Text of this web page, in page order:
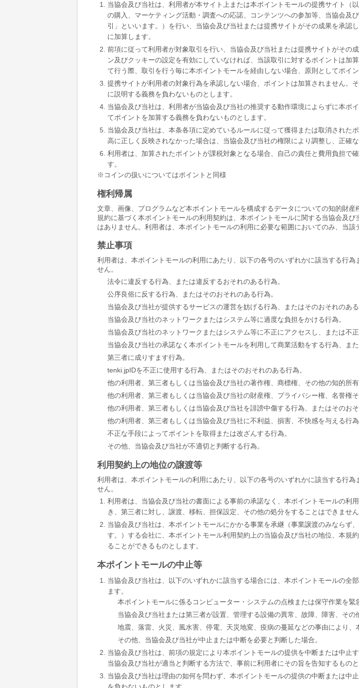
当協会及び当社は、利用者が本サイト上または本ポイントモールの提携サイト（
の購入、マーケティング活動・調査への応諾、コンテンツへの参加等、当協会及
引」といいます。）を行い、当協会及び当社または提携サイトがその成果を承認
に加算します。
前項に従って利用者が対象取引を行い、当協会及び当社または提携サイトがその
ン及びクッキーの設定を有効にしていなければ、当該取引に対するポイントは加
て行う際、取引を行う毎に本ポイントモールを経由しない場合、原則としてポイン
提携サイトが利用者の対象行為を承認しない場合、ポイントは加算されません。
に説明する義務を負わないものとします。
当協会及び当社は、利用者が当協会及び当社の推奨する動作環境によらずに本ポ
てポイントを加算する義務を負わないものとします。
当協会及び当社は、本条各項に定めているルールに従って獲得または取消された
高に正しく反映されなかった場合は、当協会及び当社の権限により調整し、正確
利用者は、加算されたポイントが課税対象となる場合、自己の責任と費用負担で
す。
コインの扱いについてはポイントと同様
権利帰属
文章、画像、プログラムなど本ポイントモールを構成するデータについての知的財
規約に基づく本ポイントモールの利用契約は、本ポイントモールに関する当協会及
はありません。利用者は、本ポイントモールの利用に必要な範囲においてのみ、当該
禁止事項
利用者は、本ポイントモールの利用にあたり、以下の各号のいずれかに該当する行
せん。
法令に違反する行為、または違反するおそれのある行為。
公序良俗に反する行為、またはそのおそれのある行為。
当協会及び当社が提供するサービスの運営を妨げる行為、またはそのおそれのある
当協会及び当社のネットワークまたはシステム等に過度な負担をかける行為。
当協会及び当社のネットワークまたはシステム等に不正にアクセスし、または不
当協会及び当社の承諾なく本ポイントモールを利用して商業活動をする行為、ま
第三者に成りすます行為。
tenki.jpIDを不正に使用する行為、またはそのおそれのある行為。
他の利用者、第三者もしくは当協会及び当社の著作権、商標権、その他の知的所
他の利用者、第三者もしくは当協会及び当社の財産権、プライバシー権、名誉権
他の利用者、第三者もしくは当協会及び当社を誹謗中傷する行為、またはそのおそ
他の利用者、第三者もしくは当協会及び当社に不利益、損害、不快感を与える行為
不正な手段によってポイントを取得または改ざんする行為。
その他、当協会及び当社が不適切と判断する行為。
利用契約上の地位の譲渡等
利用者は、本ポイントモールの利用にあたり、以下の各号のいずれかに該当する行
せん。
利用者は、当協会及び当社の書面による事前の承諾なく、本ポイントモールの利
き、第三者に対し、譲渡、移転、担保設定、その他の処分をすることはできません
当協会及び当社は、本ポイントモールにかかる事業を承継（事業譲渡のみならず
す。）する会社に、本ポイントモール利用契約上の当協会及び当社の地位、本規
ることができるものとします。
本ポイントモールの中止等
当協会及び当社は、以下のいずれかに該当する場合には、本ポイントモールの全
ます。
本ポイントモールに係るコンピューター・システムの点検または保守作業を緊
当協会及び当社または第三者が設置、管理する設備の異常、故障、障害、そ
地震、落雷、火災、風水害、停電、天災地変、疫病の蔓延などの事由により、
その他、当協会及び当社が中止または中断を必要と判断した場合。
当協会及び当社は、前項の規定により本ポイントモールの提供を中断または中止
当協会及び当社が適当と判断する方法で、事前に利用者にその旨を告知するもの
当協会及び当社は理由の如何を問わず、本ポイントモールの提供の中断または中